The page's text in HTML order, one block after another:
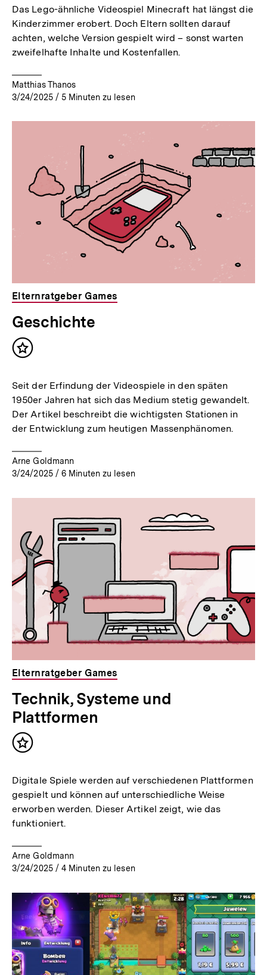
Das Lego-ähnliche Videospiel Minecraft hat längst die
Kinderzimmer erobert. Doch Eltern sollten darauf
achten, welche Version gespielt wird – sonst warten
zweifelhafte Inhalte und Kostenfallen.
Matthias Thanos
3/24/2025 / 5 Minuten zu lesen
Elternratgeber Games
Geschichte
Inhalt
Seit der Erfindung der Videospiele in den späten
1950er Jahren hat sich das Medium stetig gewandelt.
Der Artikel beschreibt die wichtigsten Stationen in
der Entwicklung zum heutigen Massenphänomen.
Arne Goldmann
3/24/2025 / 6 Minuten zu lesen
Elternratgeber Games
Technik, Systeme und
Plattformen
Inhalt
Digitale Spiele werden auf verschiedenen Plattformen
gespielt und können auf unterschiedliche Weise
erworben werden. Dieser Artikel zeigt, wie das
funktioniert.
Arne Goldmann
3/24/2025 / 4 Minuten zu lesen